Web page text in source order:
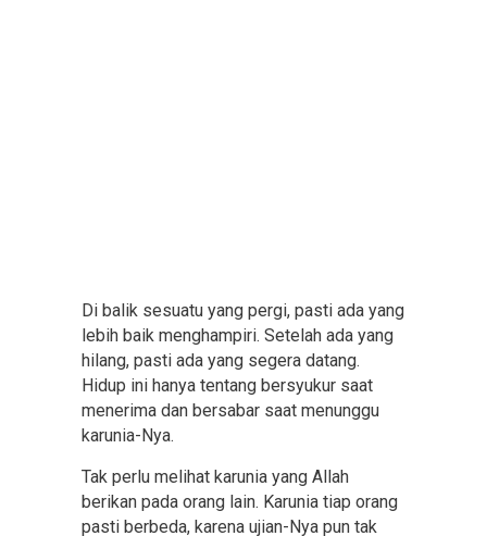
Di balik sesuatu yang pergi, pasti ada yang
lebih baik menghampiri. Setelah ada yang
hilang, pasti ada yang segera datang.
Hidup ini hanya tentang bersyukur saat
menerima dan bersabar saat menunggu
karunia-Nya.
Tak perlu melihat karunia yang Allah
berikan pada orang lain. Karunia tiap orang
pasti berbeda, karena ujian-Nya pun tak